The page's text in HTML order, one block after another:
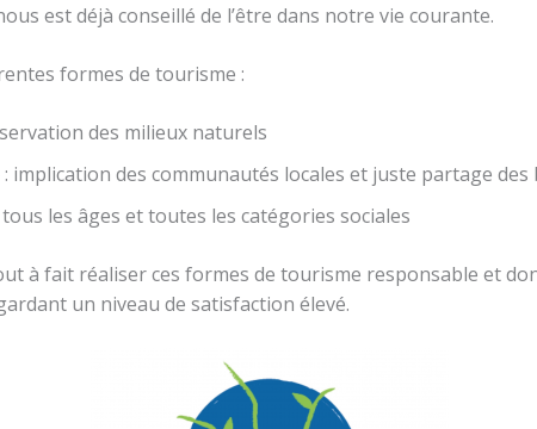
est déjà conseillé de l’être dans notre vie courante.
formes de tourisme :
des milieux naturels
implication des communautés locales et juste partage des
les âges et toutes les catégories sociales
à fait réaliser ces formes de tourisme responsable et
un niveau de satisfaction élevé.